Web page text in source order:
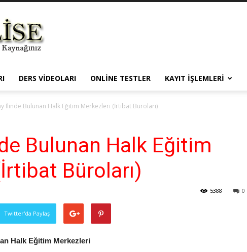
DERS VIDEOLARI ONLINE TESTLER KAYIT İŞLEMLERI
İlinde Bulunan Halk Eğitim Merkezleri (İrtibat Büroları)
Bulunan Halk Eğitim
Büroları)
0
5388
Twitter'da Paylaş
Halk Eğitim Merkezleri